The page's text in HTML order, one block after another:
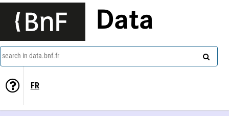
Data
search in data.bnf.fr
FR